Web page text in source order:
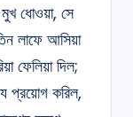
ধোওয়া, সে
লাফে আসিয়া
ফেলিয়া দিল;
প্রয়োগ করিল,